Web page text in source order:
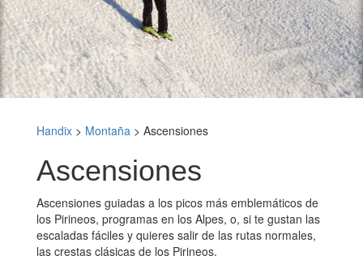
Handix > Montaña > Ascensiones
Ascensiones
Ascensiones guiadas a los picos más emblemáticos de
los Pirineos, programas en los Alpes, o, si te gustan las
escaladas fáciles y quieres salir de las rutas normales,
las crestas clásicas de los Pirineos.